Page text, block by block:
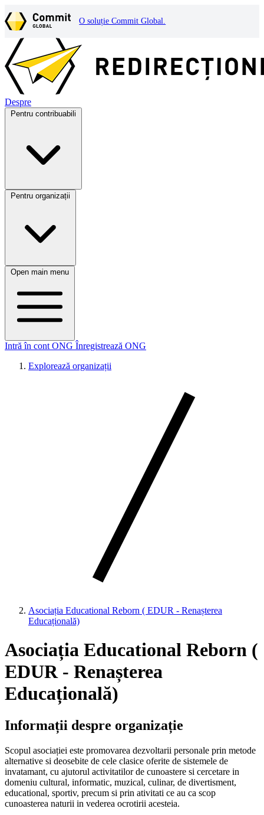
O soluție Commit Global.
Despre
Pentru contribuabili
Pentru organizații
Open main menu
Intră în cont ONG Înregistrează ONG
Explorează organizații
Asociația Educational Reborn ( EDUR - Renașterea
Educațională)
Asociația Educational Reborn (
EDUR - Renașterea
Educațională)
Informații despre organizație
Scopul asociației este promovarea dezvoltarii personale prin metode
alternative si deosebite de cele clasice oferite de sistemele de
invatamant, cu ajutorul activitatilor de cunoastere si cercetare in
domeniu cultural, informatic, muzical, culinar, de divertisment,
educational, sportiv, precum si prin ativitati ce au ca scop
cunoasterea naturii in vederea ocrotirii acesteia.